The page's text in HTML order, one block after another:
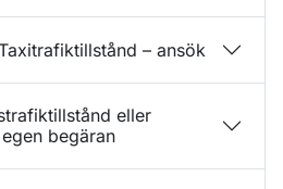
– ansök
eller
begäran